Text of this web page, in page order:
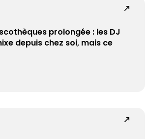
prolongée : les DJ
depuis chez soi, mais ce